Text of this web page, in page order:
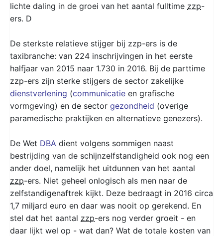
lichte daling in de groei van het aantal fulltime zzp-
ers. D
De sterkste relatieve stijger bij zzp-ers is de
taxibranche: van 224 inschrijvingen in het eerste
halfjaar van 2015 naar 1.730 in 2016. Bij de parttime
zzp-ers zijn sterke stijgers de sector zakelijke
dienstverlening (communicatie en grafische
vormgeving) en de sector gezondheid (overige
paramedische praktijken en alternatieve genezers).
De Wet DBA dient volgens sommigen naast
bestrijding van de schijnzelfstandigheid ook nog een
ander doel, namelijk het uitdunnen van het aantal
zzp-ers. Niet geheel onlogisch als men naar de
zelfstandigenaftrek kijkt. Deze bedraagt in 2016 circa
1,7 miljard euro en daar was nooit op gerekend. En
stel dat het aantal zzp-ers nog verder groeit - en
daar lijkt wel op - wat dan? Wat de totale kosten van